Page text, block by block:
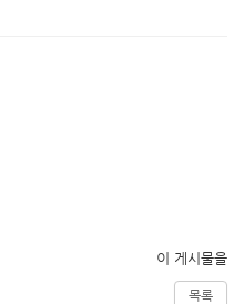
이 게시물을
목록